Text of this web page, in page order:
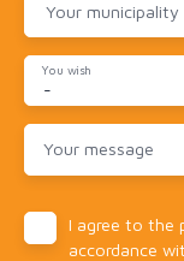
Your municipality
-
You wish
Your message
I agree to the
accordance